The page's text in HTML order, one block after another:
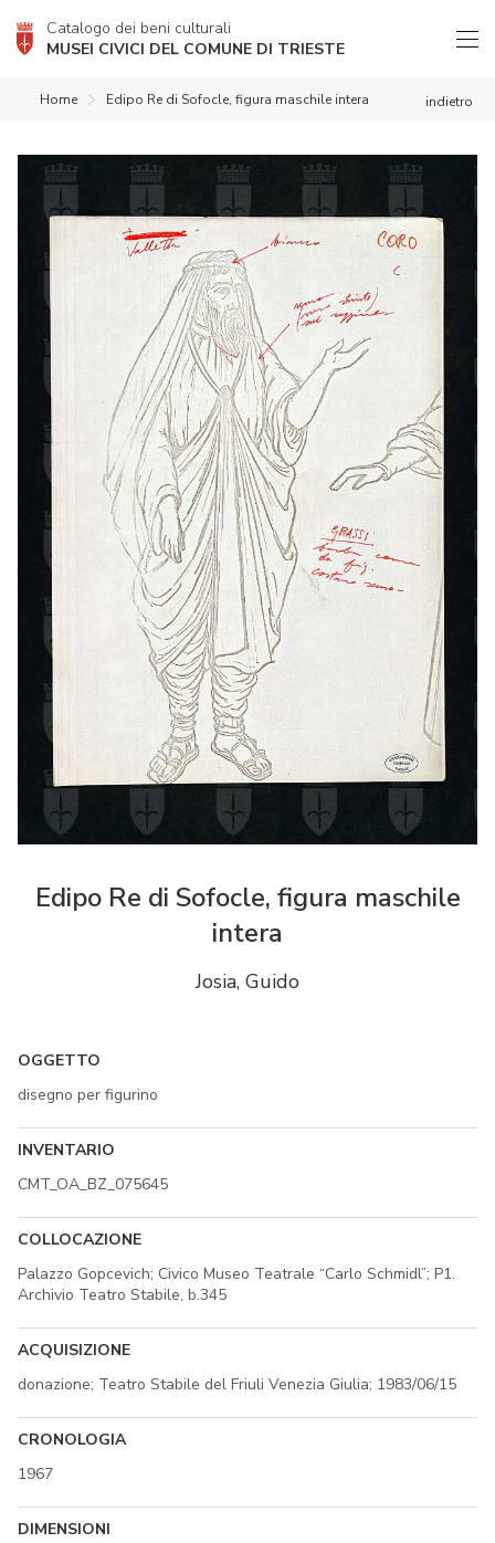
Catalogo dei beni culturali
MUSEI CIVICI DEL COMUNE DI TRIESTE
indietro
Home Edipo Re di Sofocle, figura maschile intera
Edipo Re di Sofocle, figura maschile
intera
Josia, Guido
OGGETTO
disegno per figurino
INVENTARIO
CMT_OA_BZ_075645
COLLOCAZIONE
Palazzo Gopcevich; Civico Museo Teatrale “Carlo Schmidl”; P1.
Archivio Teatro Stabile, b.345
ACQUISIZIONE
donazione; Teatro Stabile del Friuli Venezia Giulia; 1983/06/15
CRONOLOGIA
1967
DIMENSIONI